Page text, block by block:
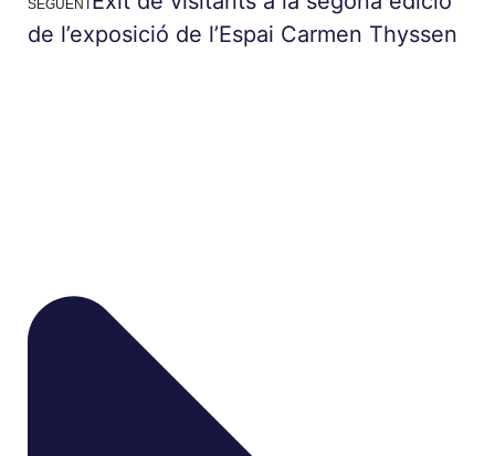
SEGÜENT
de l’exposició de l’Espai Carmen Thyssen